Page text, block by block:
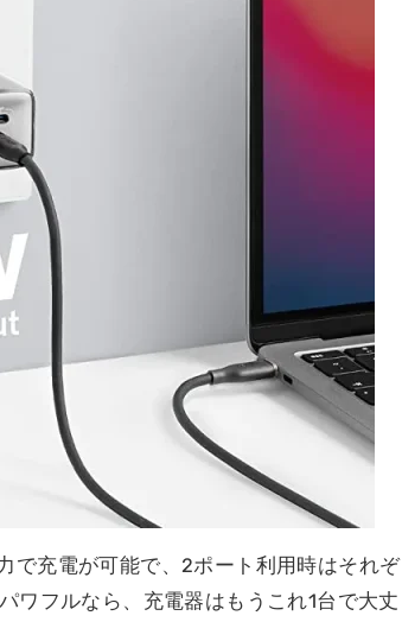
で充電が可能で、2ポート利用時はそれぞ
ワフルなら、充電器はもうこれ1台で大丈